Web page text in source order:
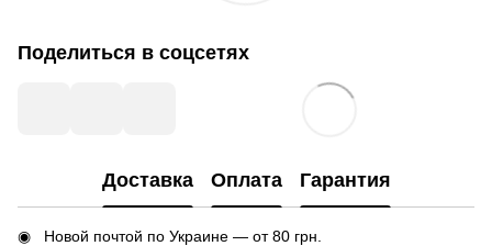
Поделиться в соцсетях
Доставка Оплата Гарантия
Новой почтой по Украине — от 80 грн.